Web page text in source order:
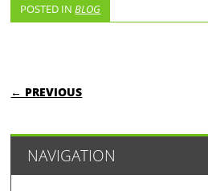
POSTED INBLOG
POST NAVIGATION
← PREVIOUS
NAVIGATION